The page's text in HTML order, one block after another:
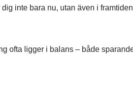
inte bara nu, utan även i
ofta ligger i balans – både